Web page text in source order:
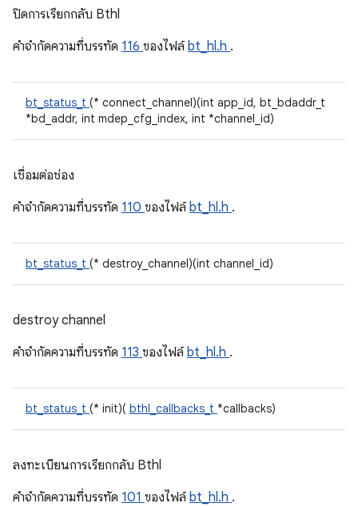
ปิดการเรียกกลับ Bthl
คําจํากัดความที่บรรทัด 116 ของไฟล์bt_hl.h .
bt_status_t (* connect_channel)(int app_id, bt_bdaddr_t
*bd_addr, int mdep_cfg_index, int *channel_id)
เชื่อมต่อช่อง
คําจํากัดความที่บรรทัด 110 ของไฟล์bt_hl.h .
bt_status_t (* destroy_channel)(int channel_id)
destroy channel
คําจํากัดความที่บรรทัด 113 ของไฟล์bt_hl.h .
bt_status_t (* init)( bthl_callbacks_t *callbacks)
ลงทะเบียนการเรียกกลับ Bthl
คําจํากัดความที่บรรทัด 101 ของไฟล์bt_hl.h .